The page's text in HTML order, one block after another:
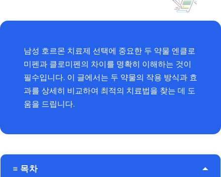
남성 호르몬 치료제 선택에 중요한 두 약물 엔클로
미펜과 클로미펜의 차이를 명확히 이해하는 것이
필수입니다. 이 글에서는 두 약물의 작용 방식과 효
과를 상세히 비교하여 최적의 치료법을 찾는 데 도
움을 드립니다.
≡ 목차